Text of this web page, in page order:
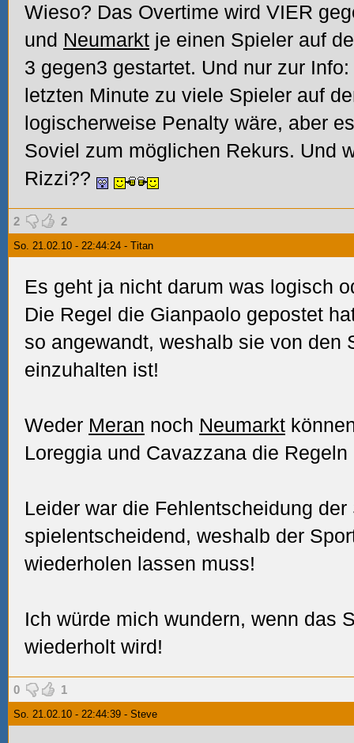
Wieso? Das Overtime wird VIER
und Neumarkt je einen Spieler auf
3 gegen3 gestartet. Und nur zur Info:
letzten Minute zu viele Spieler auf
logischerweise Penalty wäre, aber
Soviel zum möglichen Rekurs. Und
Rizzi??
2 2
So. 21.02.10 - 22:44:24 - Titan
Es geht ja nicht darum was logisch
Die Regel die Gianpaolo gepostet
so angewandt, weshalb sie von den
einzuhalten ist!
Weder Meran noch Neumarkt
Loreggia und Cavazzana die
Leider war die Fehlentscheidung
spielentscheidend, weshalb der
wiederholen lassen muss!
Ich würde mich wundern, wenn das
wiederholt wird!
0 1
So. 21.02.10 - 22:44:39 - Steve